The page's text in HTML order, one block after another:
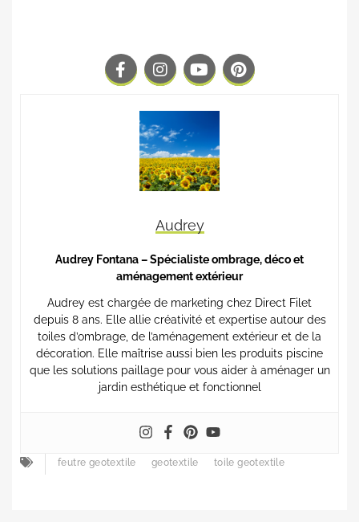
Audrey
Audrey Fontana – Spécialiste ombrage, déco et
aménagement extérieur
Audrey est chargée de marketing chez Direct Filet
depuis 8 ans. Elle allie créativité et expertise autour des
toiles d’ombrage, de l’aménagement extérieur et de la
décoration. Elle maîtrise aussi bien les produits piscine
que les solutions paillage pour vous aider à aménager un
jardin esthétique et fonctionnel
feutre geotextile geotextile toile geotextile